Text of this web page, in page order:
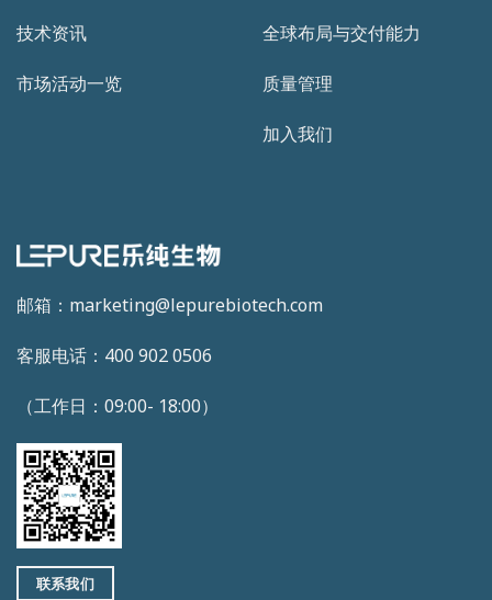
邮箱：marketing@lepurebiotech.com
客服电话：400 902 0506
（工作日：09:00- 18:00）
联系我们
技术资讯
市场活动一览
全球布局与交付能力
质量管理
加入我们